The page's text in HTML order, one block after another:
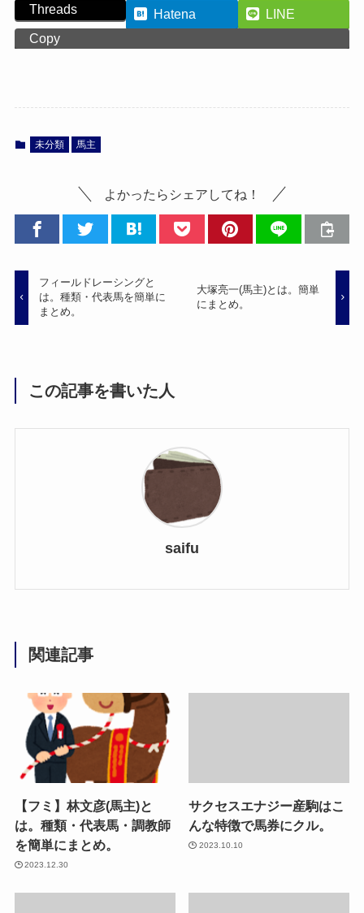
Threads
Hatena
LINE
Copy
未分類 馬主
よかったらシェアしてね！
フィールドレーシングと
は。種類・代表馬を簡単に
まとめ。
大塚亮一(馬主)とは。簡単
にまとめ。
この記事を書いた人
saifu
関連記事
【フミ】林文彦(馬主)と
は。種類・代表馬・調教師
を簡単にまとめ。
2023.12.30
サクセスエナジー産駒はこ
んな特徴で馬券にクル。
2023.10.10